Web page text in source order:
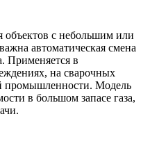
объектов с небольшим или
автоматическая смена
Применяется в
на сварочных
промышленности. Модель
в большом запасе газа,